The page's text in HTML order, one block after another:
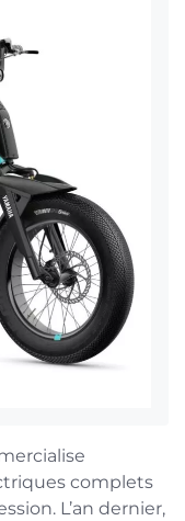
complets
L’an dernier,